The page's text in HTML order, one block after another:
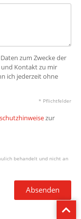
zum Zwecke der
Kontakt zu mir
ich jederzeit ohne
* Pflichtfelder
zur
behandelt und nicht an
Absenden